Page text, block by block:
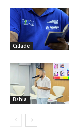
Cidade
Bahia